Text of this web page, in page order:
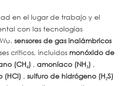
en el lugar de trabajo y el
con las tecnologías
sensores de gas inalámbricos
críticos, incluidos monóxido de
(CH₄) , amoníaco (NH₃) ,
(HCl) , sulfuro de hidrógeno (H₂S)